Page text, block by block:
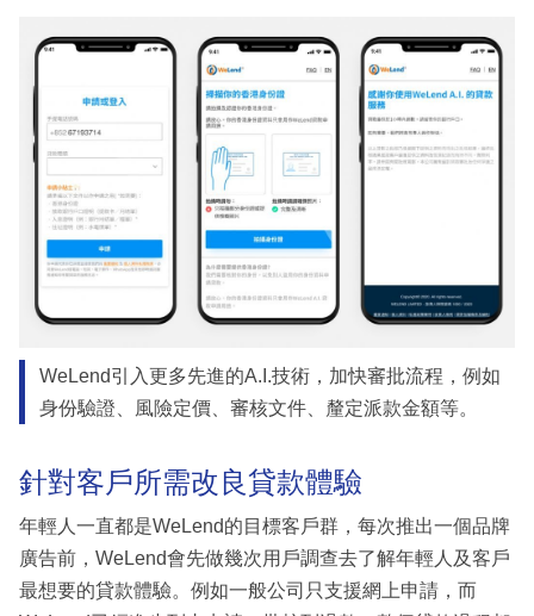
WeLend引入更多先進的A.I.技術，加快審批流程，例如
身份驗證、風險定價、審核文件、釐定派款金額等。
針對客戶所需改良貸款體驗
年輕人一直都是WeLend的目標客戶群，每次推出一個品牌
廣告前，WeLend會先做幾次用戶調查去了解年輕人及客戶
最想要的貸款體驗。例如一般公司只支援網上申請，而